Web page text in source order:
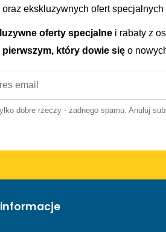
oraz ekskluzywnych ofert
oferty specjalne i rabaty z
pierwszym, który dowie się o
dobre rzeczy - żadnego spamu. Anuluj